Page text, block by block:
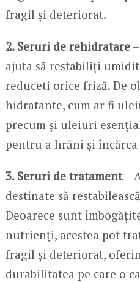
fragil și deteriorat.
2. Seruri de rehidratare–
ajuta să restabiliți
reduceti orice friză. De
hidratante, cum ar fi
precum și uleiuri
pentru a hrăni și
3. Seruri de tratament–
destinate să
Deoarece sunt
nutrienți, acestea pot
fragil și deteriorat,
durabilitatea pe care o